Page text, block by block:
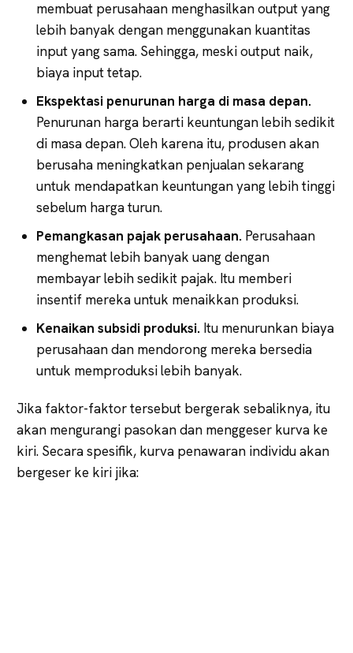
membuat perusahaan menghasilkan output yang
lebih banyak dengan menggunakan kuantitas
input yang sama. Sehingga, meski output naik,
biaya input tetap.
Ekspektasi penurunan harga di masa depan.
Penurunan harga berarti keuntungan lebih sedikit
di masa depan. Oleh karena itu, produsen akan
berusaha meningkatkan penjualan sekarang
untuk mendapatkan keuntungan yang lebih tinggi
sebelum harga turun.
Pemangkasan pajak perusahaan. Perusahaan
menghemat lebih banyak uang dengan
membayar lebih sedikit pajak. Itu memberi
insentif mereka untuk menaikkan produksi.
Kenaikan subsidi produksi. Itu menurunkan biaya
perusahaan dan mendorong mereka bersedia
untuk memproduksi lebih banyak.
Jika faktor-faktor tersebut bergerak sebaliknya, itu
akan mengurangi pasokan dan menggeser kurva ke
kiri. Secara spesifik, kurva penawaran individu akan
bergeser ke kiri jika: